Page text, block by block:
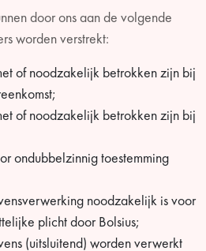
door ons aan de volgende
worden verstrekt:
of noodzakelijk betrokken zijn bij
of noodzakelijk betrokken zijn bij
ondubbelzinnig toestemming
noodzakelijk is voor
plicht door Bolsius;
(uitsluitend) worden verwerkt